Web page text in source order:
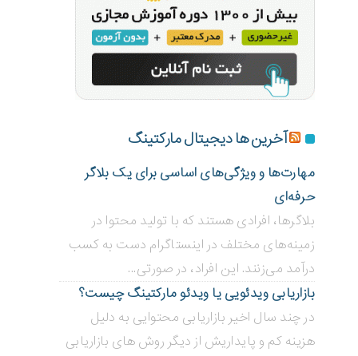
آخرین ها دیجیتال مارکتینگ
مهارت‌ها و ویژگی‌های اساسی برای یک بلاگر
حرفه‌ای
بلاگر‌ها، افرادی هستند که با تولید محتوا در
زمینه‌های مختلف در اینستاگرام دست به کسب
درآمد می‌زنند. این افراد، در صورتی...
بازاریابی ویدئویی ‌یا ویدئو مارکتینگ چیست؟
در چند سال اخیر بازاریابی محتوایی به دلیل
هزینه کم و پایداریش از دیگر روش های بازاریابی